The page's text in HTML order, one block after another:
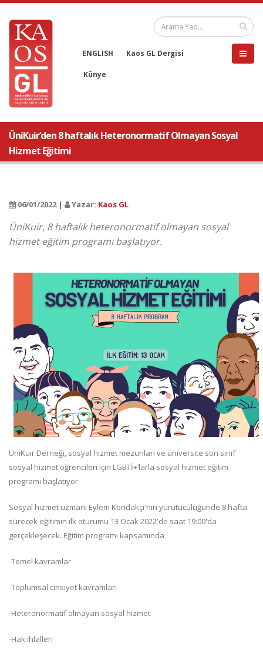
ENGLISH Kaos GL Dergisi
Künye
ÜniKuir’den 8 haftalık Heteronormatif Olmayan Sosyal
Hizmet Eğitimi
06/01/2022 | Yazar: Kaos GL
ÜniKuir, 8 haftalık heteronormatif olmayan sosyal
hizmet eğitim programı başlatıyor.
ÜniKuir Derneği, sosyal hizmet mezunları ve üniversite son sınıf
sosyal hizmet öğrencileri için LGBTİ+’larla sosyal hizmet eğitim
programı başlatıyor.
Sosyal hizmet uzmanı Eylem Kondakçı'nın yürütücülüğünde 8 hafta
sürecek eğitimin ilk oturumu 13 Ocak 2022'de saat 19:00'da
gerçekleşecek. Eğitim programı kapsamında
-Temel kavramlar
-Toplumsal cinsiyet kavramları
-Heteronormatif olmayan sosyal hizmet
-Hak ihlalleri